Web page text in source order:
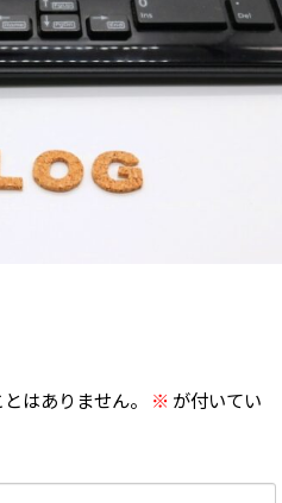
はありません。 ※ が付いてい